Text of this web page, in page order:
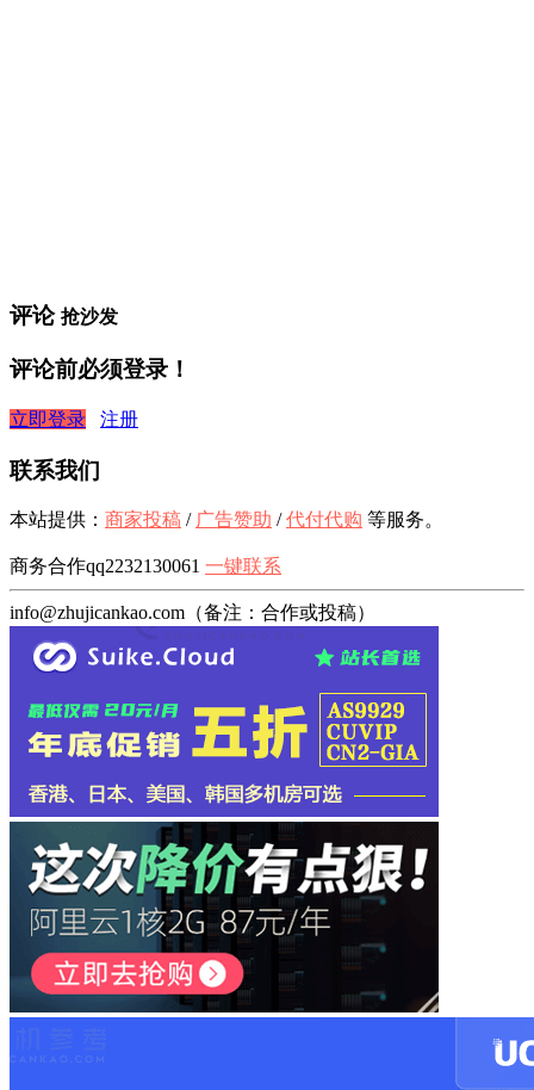
评论 抢沙发
评论前必须登录！
立即登录 注册
联系我们
本站提供： 商家投稿 / 广告赞助 /代付代购 等服务。
商务合作qq2232130061 一键联系
info@zhujicankao.com（备注：合作或投稿）